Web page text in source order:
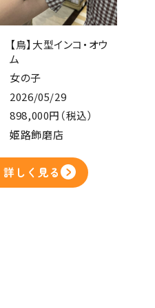
【鳥】大型インコ・オウ
ム
女の子
2026/05/29
898,000円（税込）
姫路飾磨店
詳しく見る